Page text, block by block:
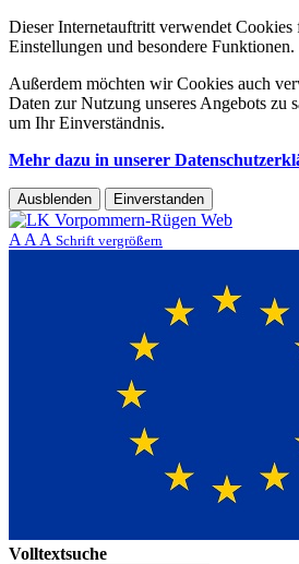
Dieser Internetauftritt verwendet Cookies
Einstellungen und besondere Funktionen.
Außerdem möchten wir Cookies auch
Daten zur Nutzung unseres Angebots zu
um Ihr Einverständnis.
Mehr dazu in unserer
Ausblenden Einverstanden
A A A Schrift vergrößern
Volltextsuche